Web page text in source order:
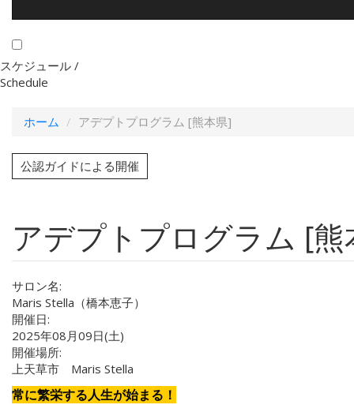
スケジュール /
Schedule
ホーム アデプトプログラム [熊本県]
公認ガイドによる開催
アデプトプログラム [熊
サロン名:
Maris Stella（橋本恵子）
開催日:
2025年08月09日(土)
開催場所:
上天草市 Maris Stella
常に繁栄する人生が始まる！